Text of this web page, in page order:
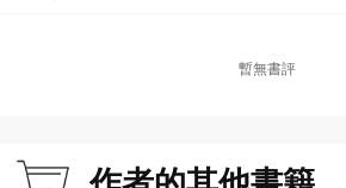
暫無書評